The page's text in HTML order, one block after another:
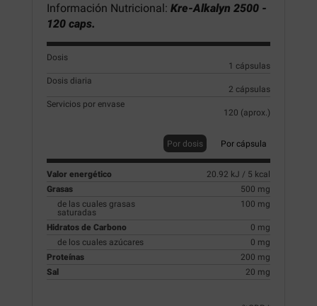
Información Nutricional: Kre-Alkalyn 2500 -
120 caps.
Dosis
1 cápsulas
Dosis diaria
2 cápsulas
Servicios por envase
120 (aprox.)
Por dosis Por cápsula
Valor energético
20.92 kJ / 5 kcal
Grasas
500 mg
de las cuales grasas
saturadas
100 mg
Hidratos de Carbono
0 mg
de los cuales azúcares
0 mg
Proteínas
200 mg
Sal
20 mg